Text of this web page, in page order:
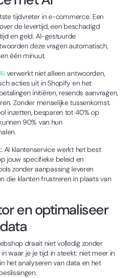
tijdvreter in e-commerce. Een
de levertijd, een beschadigd
en geld. AI-gestuurde
deze vragen automatisch,
één minuut.
verwerkt niet alleen antwoorden,
acties uit in Shopify en het
initiëren, resends aanvragen,
Zonder menselijke tussenkomst.
inzetten, besparen tot 40% op
90% van hun
AI klantenservice werkt het best
jouw specifieke beleid en
zonder aanpassing leveren
die klanten frustreren in plaats van
en optimaliseer
draait niet volledig zonder
waar je je tijd in steekt: niet meer in
het analyseren van data en het